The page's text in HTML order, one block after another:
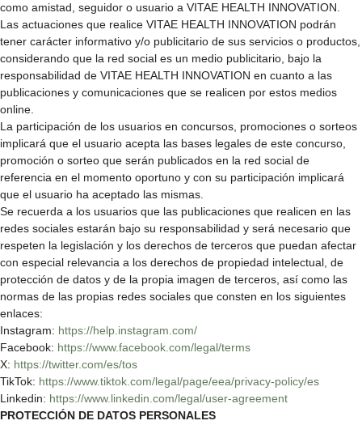
como amistad, seguidor o usuario a VITAE HEALTH INNOVATION.
Las actuaciones que realice VITAE HEALTH INNOVATION podrán
tener carácter informativo y/o publicitario de sus servicios o productos,
considerando que la red social es un medio publicitario, bajo la
responsabilidad de VITAE HEALTH INNOVATION en cuanto a las
publicaciones y comunicaciones que se realicen por estos medios
online.
La participación de los usuarios en concursos, promociones o sorteos
implicará que el usuario acepta las bases legales de este concurso,
promoción o sorteo que serán publicados en la red social de
referencia en el momento oportuno y con su participación implicará
que el usuario ha aceptado las mismas.
Se recuerda a los usuarios que las publicaciones que realicen en las
redes sociales estarán bajo su responsabilidad y será necesario que
respeten la legislación y los derechos de terceros que puedan afectar
con especial relevancia a los derechos de propiedad intelectual, de
protección de datos y de la propia imagen de terceros, así como las
normas de las propias redes sociales que consten en los siguientes
enlaces:
Instagram: https://help.instagram.com/
Facebook: https://www.facebook.com/legal/terms
X: https://twitter.com/es/tos
TikTok: https://www.tiktok.com/legal/page/eea/privacy-policy/es
Linkedin: https://www.linkedin.com/legal/user-agreement
PROTECCIÓN DE DATOS PERSONALES